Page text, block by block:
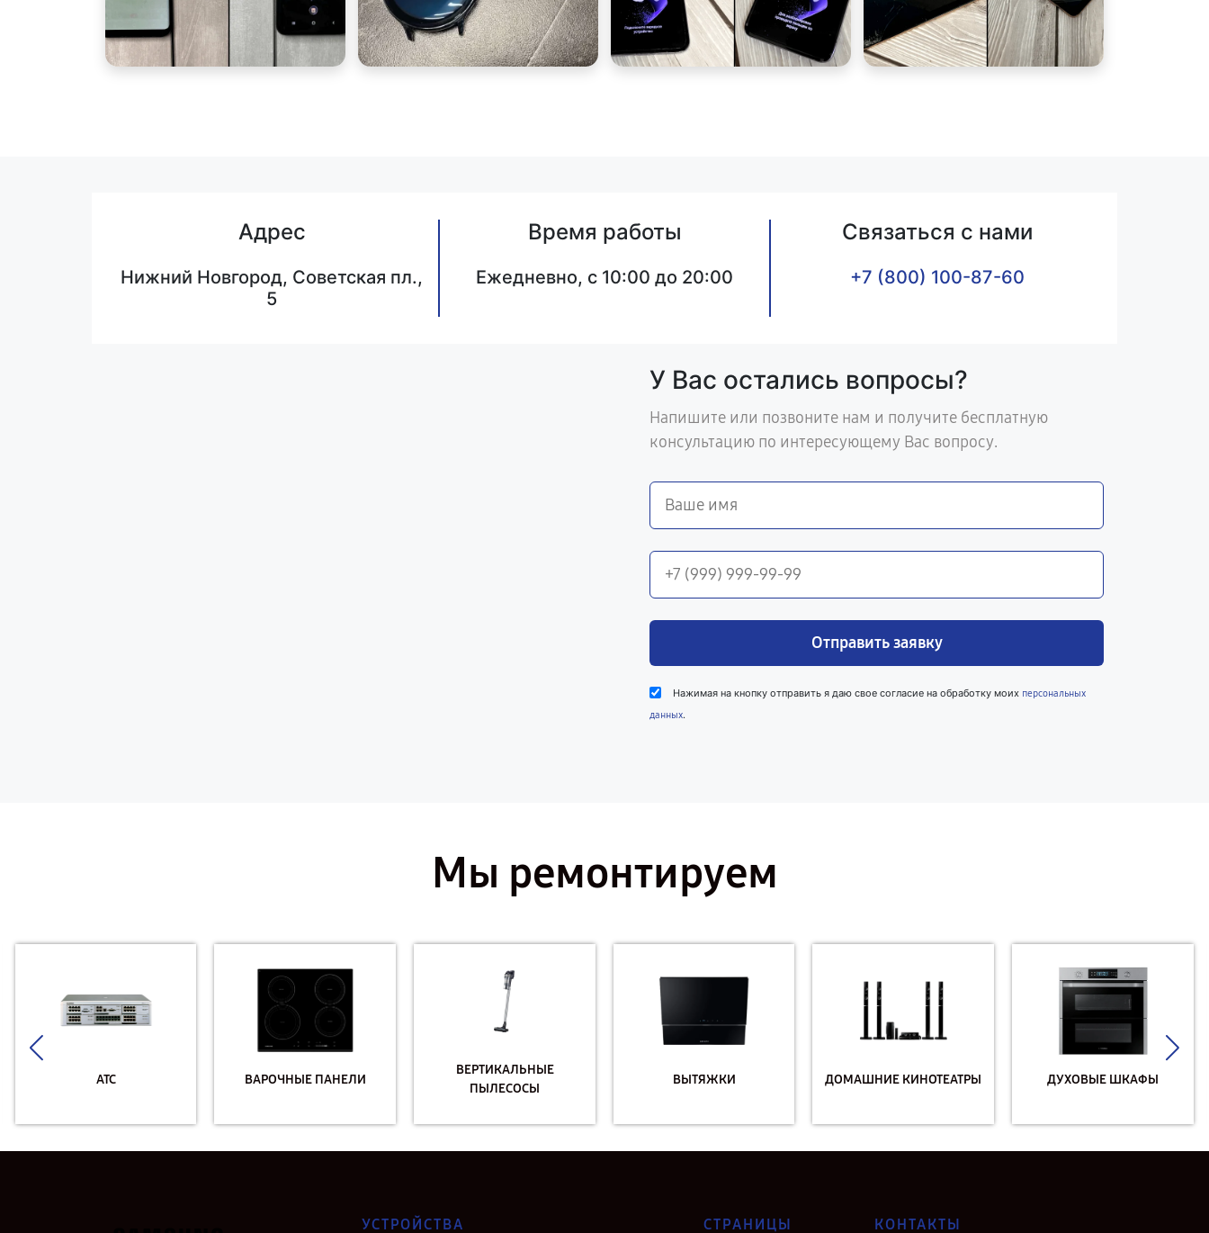
Адрес
Нижний Новгород, Советская пл.,
5
Время работы
Ежедневно, с 10:00 до 20:00
Связаться с нами
+7 (800) 100-87-60
У Вас остались вопросы?
Напишите или позвоните нам и получите бесплатную
консультацию по интересующему Вас вопросу.
Отправить заявку
Нажимая на кнопку отправить я даю свое согласие на обработку моих персональных
данных.
Мы ремонтируем
АТС ВАРОЧНЫЕ ПАНЕЛИ
ВЕРТИКАЛЬНЫЕ
ПЫЛЕСОСЫ
ВЫТЯЖКИ ДОМАШНИЕ КИНОТЕАТРЫ ДУХОВЫЕ ШКАФЫ
УСТРОЙСТВА СТРАНИЦЫ КОНТАКТЫ